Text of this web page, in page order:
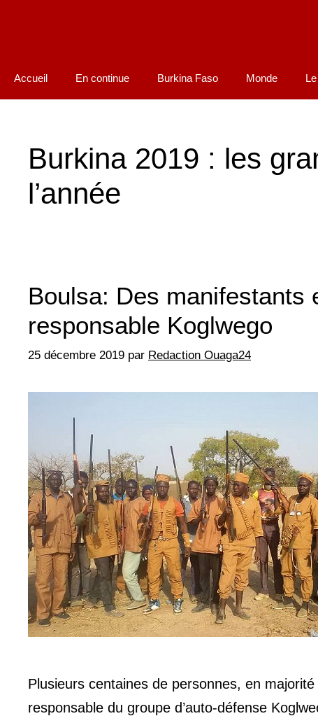
Accueil En continue Burkina Faso Monde
Burkina 2019 : les
l’année
Boulsa: Des manifestants
responsable Koglwego
25 décembre 2019 par Redaction Ouaga24
Plusieurs centaines de personnes, en
responsable du groupe d’auto-défense